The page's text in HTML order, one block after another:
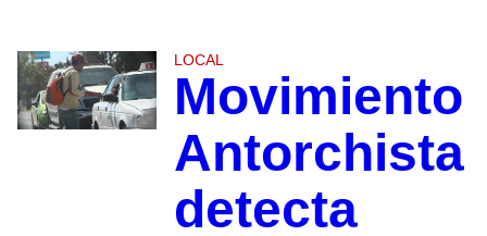
LOCAL
Movimiento
Antorchista
detecta